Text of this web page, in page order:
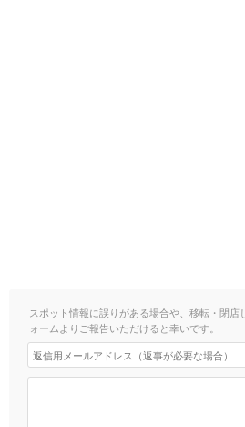
スポット情報に誤りがある場合や、移転・閉店
ォームよりご報告いただけると幸いです。